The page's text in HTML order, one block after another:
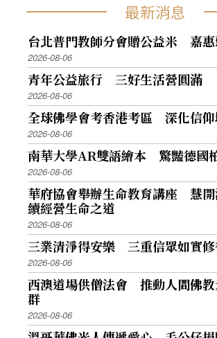
最新消息
台北普門教師分會贈公益米 嘉
2026-08-06
青年公益旅行 三好生活營圓滿
2026-08-06
全球佛學會考香港考區 深化信
2026-08-06
南華大學AR雙語繪本 驚豔德國
2026-08-06
華府協會舉辦生命教育講座 慧開
續經營生命之道
2026-08-06
三業清淨得安樂 三重信眾如實
2026-08-06
西澳道場供僧法會 推動人間佛教
群
2026-08-06